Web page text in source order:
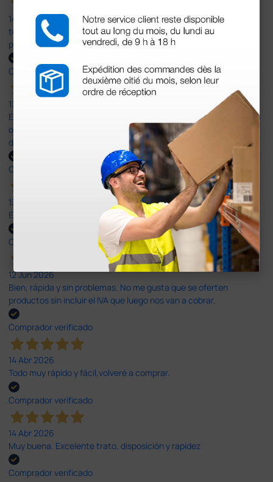
14 Jul 2026
todo correcto. podria señalar que un poco caro los portes y el
plazo de entrega se alarga.
Comprador verificado
13 Jul 2026
Es fácil hacer el pedido. El producto, bastante mas barato que en
otras plataformas de material médico. Pero el envío cuesta más
del doble que en cualquier otra empresa dentro de España.
Comprador verificado
13 Jul 2026
Excelente
Comprador verificado
12 Jun 2026
Bien, rápida y sin problemas. No me gusta que se oferten
productos sin incluir el IVA que luego nos van a cobrar.
Comprador verificado
14 Abr 2026
Todo muy rápido y fácil,volveré a comprar.
Comprador verificado
14 Abr 2026
Muy buena. Excelente trato, disposición y rapidez
Comprador verificado